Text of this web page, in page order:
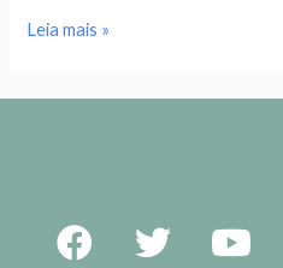
Leia mais »